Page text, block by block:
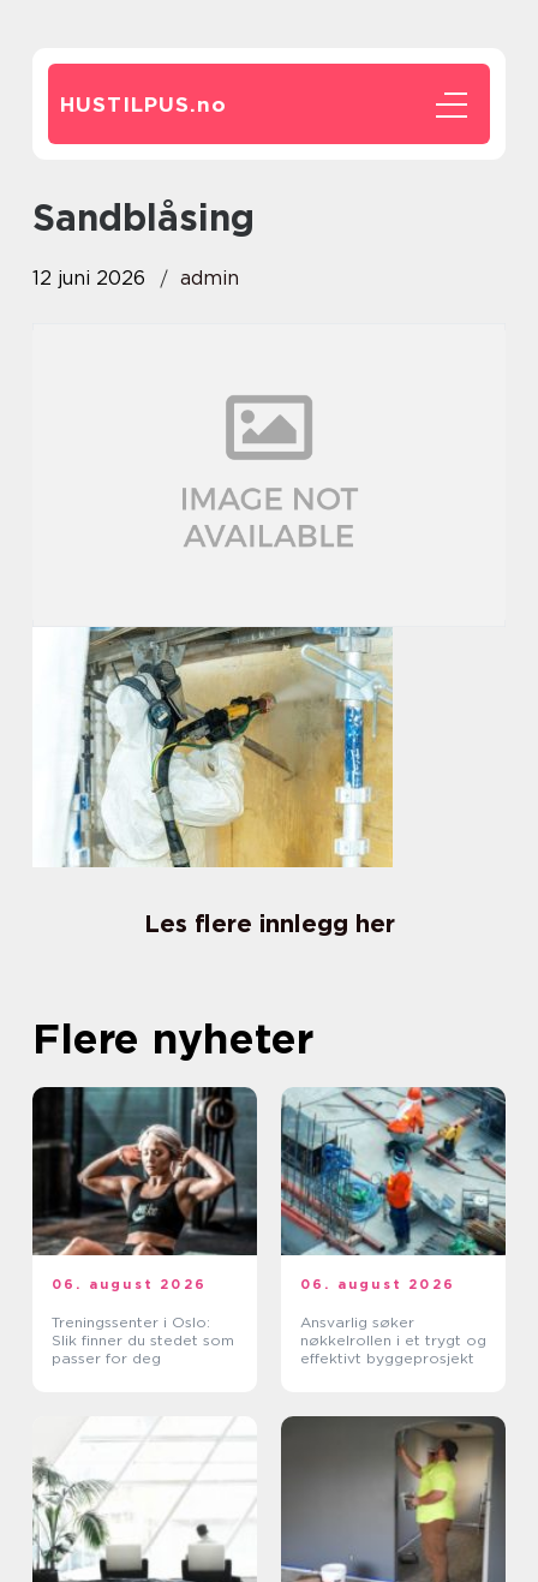
HUSTILPUS.no
sandblåsing
12 juni 2026 admin
Les flere innlegg her
Flere nyheter
06. august 2026
Treningssenter i Oslo:
Slik finner du stedet som
passer for deg
06. august 2026
Ansvarlig søker
nøkkelrollen i et trygt og
effektivt byggeprosjekt